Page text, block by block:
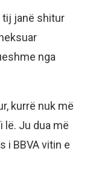
tij janë shitur
nga
kurrë nuk më
lë. Ju dua më
i BBVA vitin e